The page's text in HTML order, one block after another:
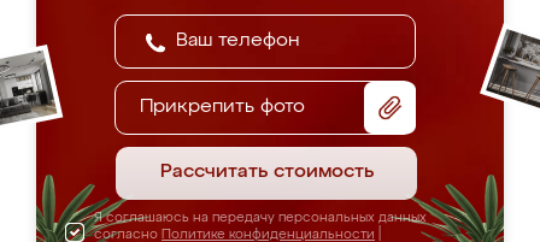
Прикрепить фото
Рассчитать стоимость
Я соглашаюсь на передачу персональных данных
согласно Политике конфиденциальности